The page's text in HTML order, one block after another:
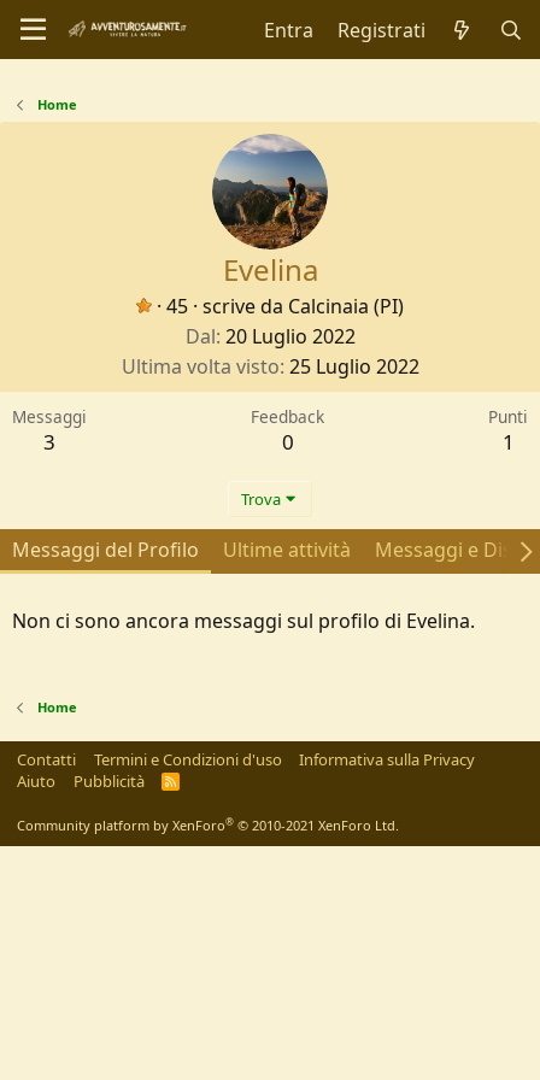
Entra Registrati
Home
Evelina
· 45 · scrive da Calcinaia (PI)
Dal 20 Luglio 2022
Ultima volta visto 25 Luglio 2022
Messaggi
3
Feedback
0
Punti
1
Trova
Messaggi del Profilo Ultime attività Messaggi e
Non ci sono ancora messaggi sul profilo di Evelina.
Home
Contatti Termini e Condizioni d'uso
Informativa sulla Privacy
Aiuto
Pubblicità
R
Community platform by XenForo® © 2010-2021 XenForo Ltd.